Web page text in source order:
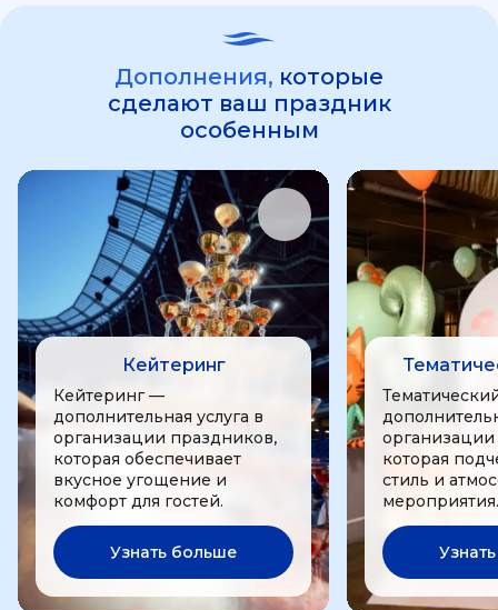
Дополнения, которые
сделают ваш праздник
особенным
Кейтеринг
Кейтеринг —
дополнительная услуга в
организации праздников,
которая обеспечивает
вкусное угощение и
комфорт для гостей.
Узнать больше
которая
стиль и
мероприятия.